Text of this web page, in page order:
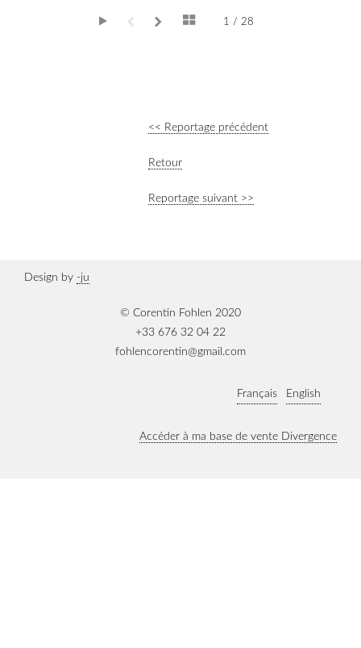
1 / 28
<< Reportage précédent
Retour
Reportage suivant >>
Design by -ju
© Corentin Fohlen 2020
+33 676 32 04 22
fohlencorentin@gmail.com
Français English
Accéder à ma base de vente Divergence